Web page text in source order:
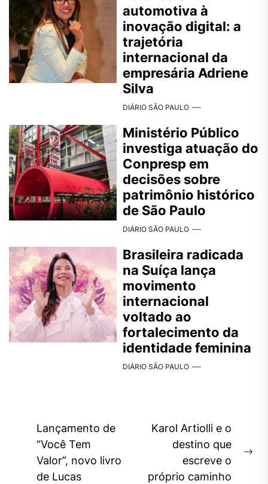
automotiva à
inovação digital: a
trajetória
internacional da
empresária Adriene
Silva
DIÁRIO SÃO PAULO
Ministério Público
investiga atuação do
Conpresp em
decisões sobre
patrimônio histórico
de São Paulo
DIÁRIO SÃO PAULO
Brasileira radicada
na Suíça lança
movimento
internacional
voltado ao
fortalecimento da
identidade feminina
DIÁRIO SÃO PAULO
Navegação
Post
Lançamento de
“Você Tem
Valor”, novo livro
de Lucas
Karol Artiolli e o
destino que
escreve o
próprio caminho